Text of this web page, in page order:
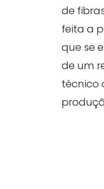
de
feita a
que se
de um
técnico